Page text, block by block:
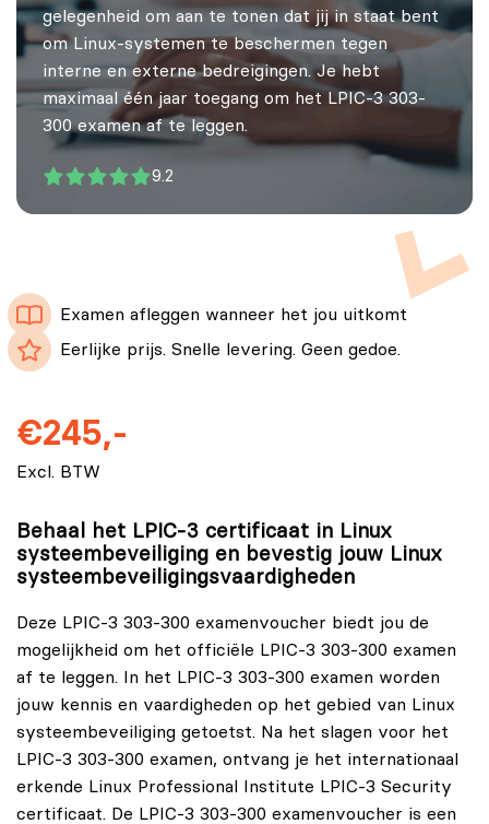
gelegenheid om aan te tonen dat jij in staat bent
om Linux-systemen te beschermen tegen
interne en externe bedreigingen. Je hebt
maximaal één jaar toegang om het LPIC-3 303-
300 examen af te leggen.
9.2
Examen afleggen wanneer het jou uitkomt
Eerlijke prijs. Snelle levering. Geen gedoe.
€245,-
Excl. BTW
Behaal het LPIC-3 certificaat in Linux
systeembeveiliging en bevestig jouw Linux
systeembeveiligingsvaardigheden
Deze LPIC-3 303-300 examenvoucher biedt jou de
mogelijkheid om het officiële LPIC-3 303-300 examen
af te leggen. In het LPIC-3 303-300 examen worden
jouw kennis en vaardigheden op het gebied van Linux
systeembeveiliging getoetst. Na het slagen voor het
LPIC-3 303-300 examen, ontvang je het internationaal
erkende Linux Professional Institute LPIC-3 Security
certificaat. De LPIC-3 303-300 examenvoucher is een